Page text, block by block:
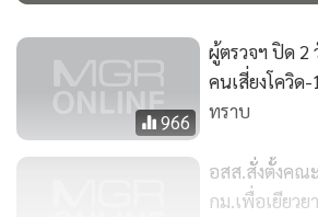
966
ผู้ตรวจฯ ปิด 2
คนเสี่ยงโควิด
ทราบ
อสส.สั่งตั้งคณ
กม.เพื่อเยียว